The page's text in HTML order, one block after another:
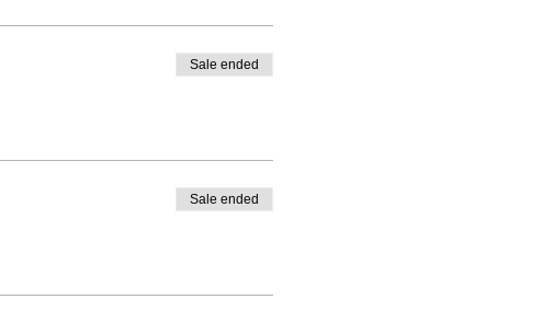
Sale ended
Sale ended